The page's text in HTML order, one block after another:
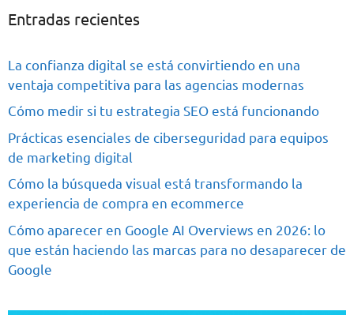
Entradas recientes
La confianza digital se está convirtiendo en una
ventaja competitiva para las agencias modernas
Cómo medir si tu estrategia SEO está funcionando
Prácticas esenciales de ciberseguridad para equipos
de marketing digital
Cómo la búsqueda visual está transformando la
experiencia de compra en ecommerce
Cómo aparecer en Google AI Overviews en 2026: lo
que están haciendo las marcas para no desaparecer de
Google